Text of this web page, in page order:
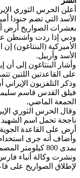
أعلن الحرس الثوري
الأسد التي تضم جنودا
بعشرات الصواريخ
ودبي إذا ردت واشنطن
الأميركية
الأسد وأربيل.
على القاعدتين اللتين
وذكر التلفزيون
فيلق القدس قاسم
الجمعة الماضي.
وقال الحرس الثوري
ناجحة تحمل اسم
أرض على القاعدة
وأضاف أنه جرى استخدام
بمدى 800 كيلومتر المصممة لضرب قواعد أميركية.
ونشرت وكالة أنباء فارس
لإطلاق الصواريخ على